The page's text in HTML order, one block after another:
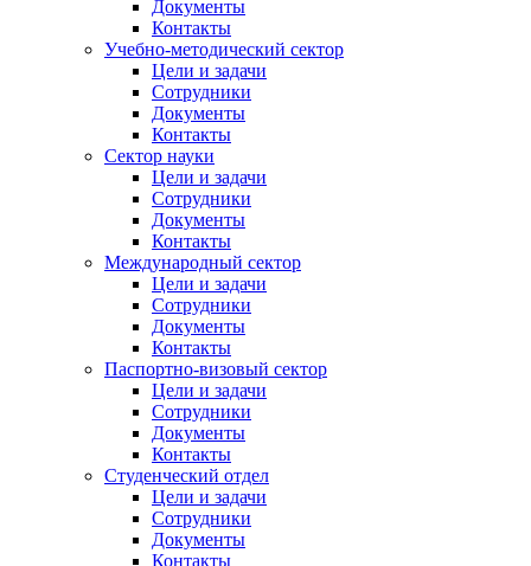
Документы
Контакты
Учебно-методический сектор
Цели и задачи
Сотрудники
Документы
Контакты
Сектор науки
Цели и задачи
Сотрудники
Документы
Контакты
Международный сектор
Цели и задачи
Сотрудники
Документы
Контакты
Паспортно-визовый сектор
Цели и задачи
Сотрудники
Документы
Контакты
Студенческий отдел
Цели и задачи
Сотрудники
Документы
Контакты